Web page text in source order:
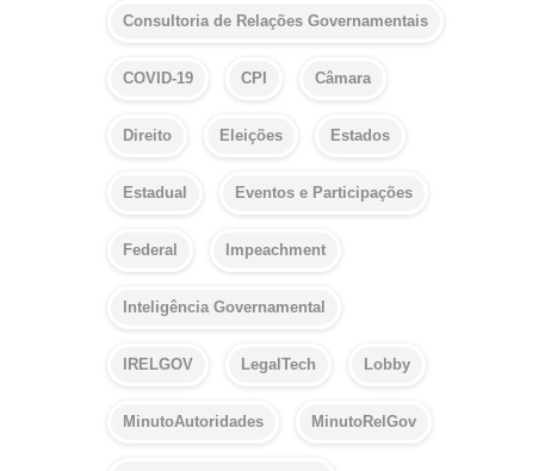
Consultoria de Relações Governamentais
COVID-19 CPI Câmara
Direito Eleições Estados
Estadual Eventos e Participações
Federal Impeachment
Inteligência Governamental
IRELGOV LegalTech Lobby
MinutoAutoridades MinutoRelGov